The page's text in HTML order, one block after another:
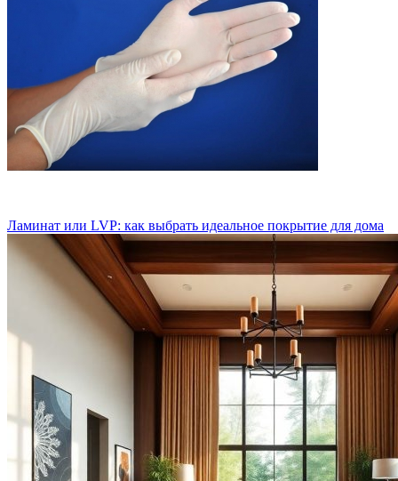
Ламинат или LVP: как выбрать идеальное покрытие для дома